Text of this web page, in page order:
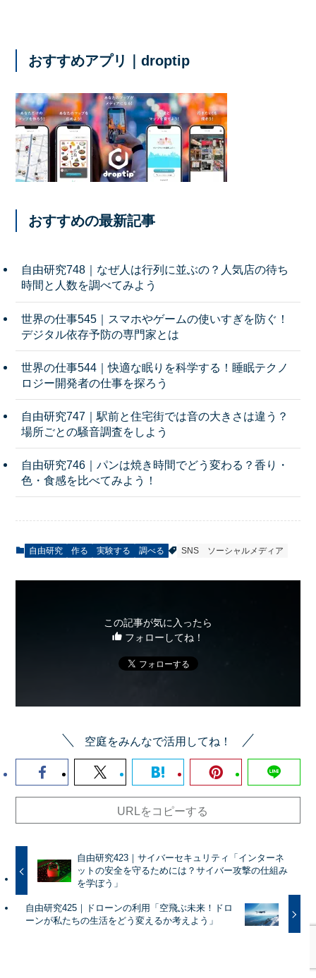
おすすめアプリ｜droptip
おすすめの最新記事
自由研究748｜なぜ人は行列に並ぶの？人気店の待ち
時間と人数を調べてみよう
世界の仕事545｜スマホやゲームの使いすぎを防ぐ！
デジタル依存予防の専門家とは
世界の仕事544｜快適な眠りを科学する！睡眠テクノ
ロジー開発者の仕事を探ろう
自由研究747｜駅前と住宅街では音の大きさは違う？
場所ごとの騒音調査をしよう
自由研究746｜パンは焼き時間でどう変わる？香り・
色・食感を比べてみよう！
自由研究 作る 実験する 調べる SNS ソーシャルメディア
この記事が気に入ったら
フォローしてね！
空庭をみんなで活用してね！
URLをコピーする
自由研究423｜サイバーセキュリティ「インターネ
ットの安全を守るためには？サイバー攻撃の仕組み
を学ぼう」
自由研究425｜ドローンの利用「空飛ぶ未来！ドロ
ーンが私たちの生活をどう変えるか考えよう」